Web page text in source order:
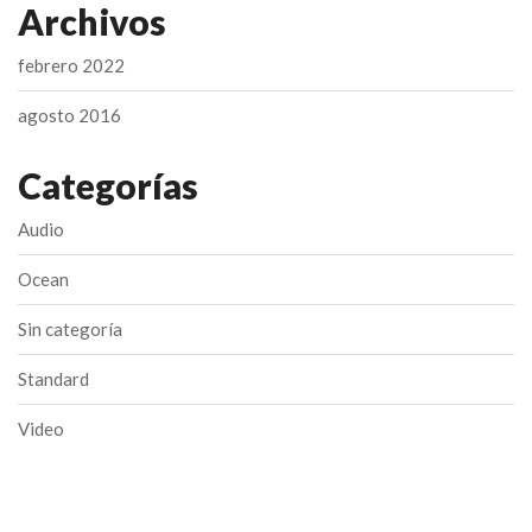
Archivos
febrero 2022
agosto 2016
Categorías
Audio
Ocean
Sin categoría
Standard
Video